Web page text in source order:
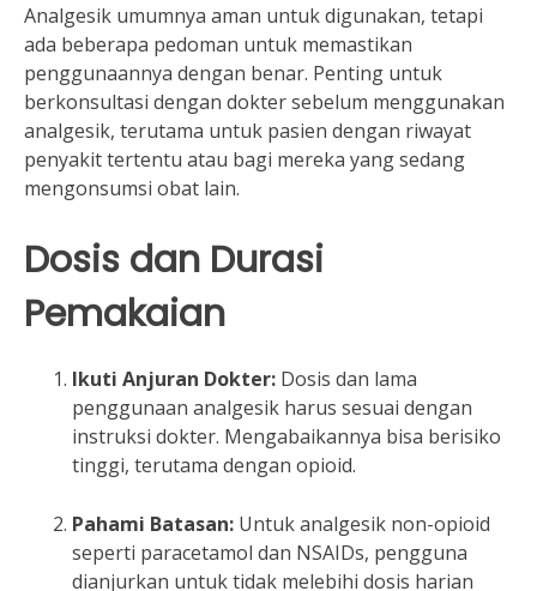
Analgesik umumnya aman untuk digunakan, tetapi
ada beberapa pedoman untuk memastikan
penggunaannya dengan benar. Penting untuk
berkonsultasi dengan dokter sebelum menggunakan
analgesik, terutama untuk pasien dengan riwayat
penyakit tertentu atau bagi mereka yang sedang
mengonsumsi obat lain.
Dosis dan Durasi
Pemakaian
Ikuti Anjuran Dokter: Dosis dan lama
penggunaan analgesik harus sesuai dengan
instruksi dokter. Mengabaikannya bisa berisiko
tinggi, terutama dengan opioid.
Pahami Batasan: Untuk analgesik non-opioid
seperti paracetamol dan NSAIDs, pengguna
dianjurkan untuk tidak melebihi dosis harian